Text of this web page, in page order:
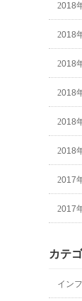
2018
2018
2018
2018
2018
2018
2017
2017
カテ
イ